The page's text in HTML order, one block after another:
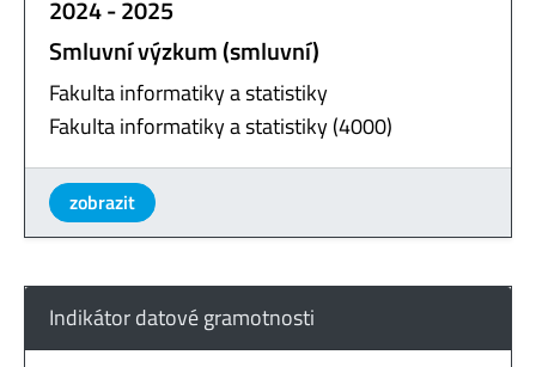
2024 - 2025
Smluvní výzkum (smluvní)
Fakulta informatiky a statistiky
Fakulta informatiky a statistiky (4000)
zobrazit
Indikátor datové gramotnosti